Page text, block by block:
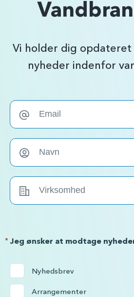
Vi holder dig opdateret
nyheder indenfor
Jeg ønsker at modtage
*
Nyhedsbrev
Arrangementer